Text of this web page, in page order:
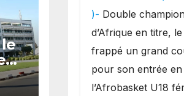
véritable
offensif et
inflige une
lourde
au Bénin.
)- Double
d’Afrique en titre,
frappé un grand
pour son entrée en
l’Afrobasket U18